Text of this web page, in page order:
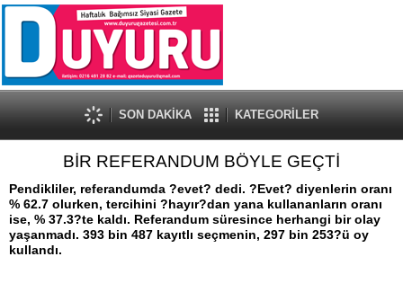
SON DAKİKA KATEGORİLER
BİR REFERANDUM BÖYLE GEÇTİ
Pendikliler, referandumda ?evet? dedi. ?Evet? diyenlerin oranı
% 62.7 olurken, tercihini ?hayır?dan yana kullananların oranı
ise, % 37.3?te kaldı. Referandum süresince herhangi bir olay
yaşanmadı. 393 bin 487 kayıtlı seçmenin, 297 bin 253?ü oy
kullandı.